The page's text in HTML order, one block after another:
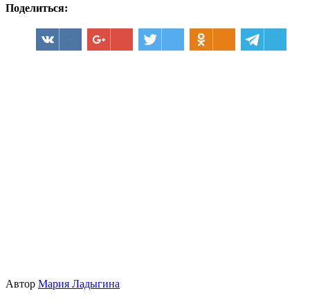
Поделиться:
Автор Мария Ладыгина